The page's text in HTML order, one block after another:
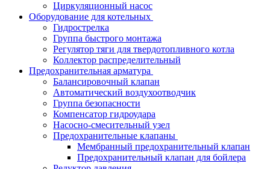
Циркуляционный насос
Оборудование для котельных
Гидрострелка
Группа быстрого монтажа
Регулятор тяги для твердотопливного котла
Коллектор распределительный
Предохранительная арматура
Балансировочный клапан
Автоматический воздухоотводчик
Группа безопасности
Компенсатор гидроудара
Насосно-смесительный узел
Предохранительные клапаны
Мембранный предохранительный клапан
Предохранительный клапан для бойлера